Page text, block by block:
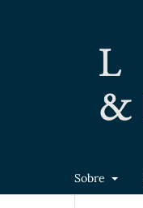
Sobre